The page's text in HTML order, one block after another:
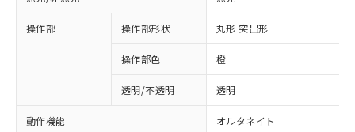
操作部 操作部形状 丸形 突出形
操作部色 橙
透明/不透明 透明
動作機能 オルタネイト